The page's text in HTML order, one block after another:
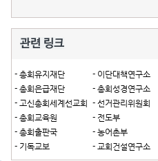
- 총회유지재단
- 총회은급재단
- 고신총회세계선교회
- 총회교육원
- 총회출판국
- 기독교보
- 이단대책연구소
- 총회성경연구소
- 선거관리위원회
- 전도부
- 농어촌부
- 교회건설연구소